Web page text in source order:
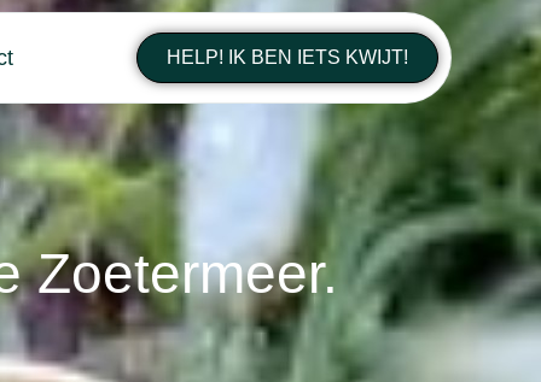
HELP! IK BEN IETS KWIJT!
Zoetermeer.